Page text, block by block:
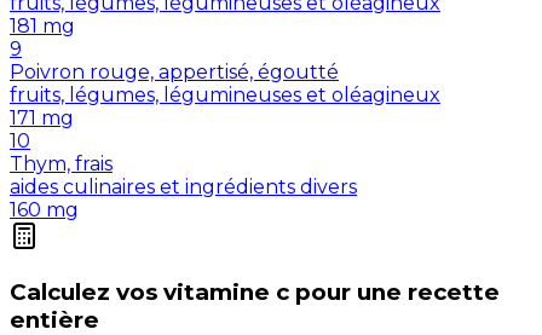
181 mg
9
Poivron rouge, appertisé, égoutté
fruits, légumes, légumineuses et oléagineux
171 mg
10
Thym, frais
aides culinaires et ingrédients divers
160 mg
Calculez vos vitamine c pour une recette
entière